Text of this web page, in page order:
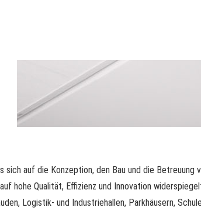
auf die Konzeption, den Bau und die
hohe Qualität, Effizienz und Innovation
Logistik- und Industriehallen, Parkhäusern,